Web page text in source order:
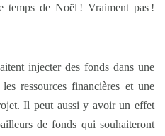
temps de Noël ! Vraiment pas !
injecter des fonds dans une
ressources financières et une
Il peut aussi y avoir un effet
de fonds qui souhaiteront